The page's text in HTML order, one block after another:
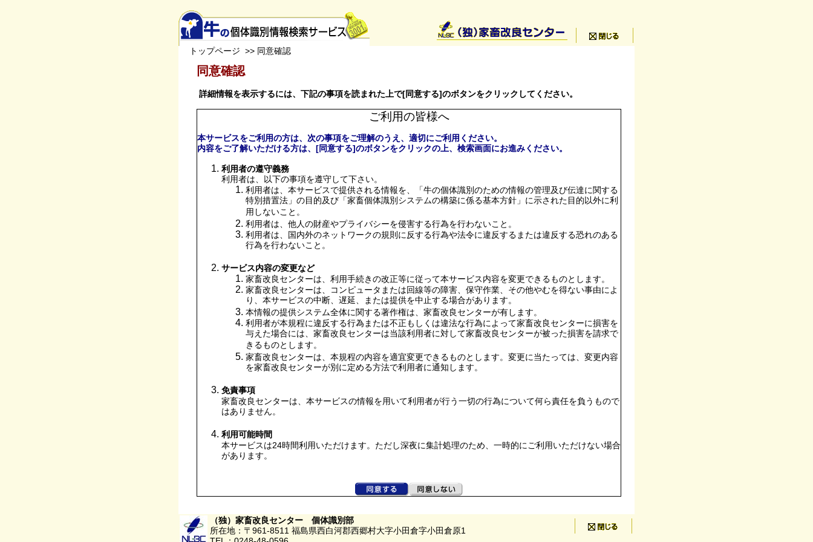
トップページ >> 同意確認
同意確認
詳細情報を表示するには、下記の事項を読まれた上で[同意する]のボタンをクリックしてください。
ご利用の皆様へ
本サービスをご利用の方は、次の事項をご理解のうえ、適切にご利用ください。
内容をご了解いただける方は、[同意する]のボタンをクリックの上、検索画面にお進みください。
利用者の遵守義務
利用者は、以下の事項を遵守して下さい。
利用者は、本サービスで提供される情報を、「牛の個体識別のための情報の管理及び伝達に関する
特別措置法」の目的及び「家畜個体識別システムの構築に係る基本方針」に示された目的以外に利
用しないこと。
利用者は、他人の財産やプライバシーを侵害する行為を行わないこと。
利用者は、国内外のネットワークの規則に反する行為や法令に違反するまたは違反する恐れのある
行為を行わないこと。
サービス内容の変更など
家畜改良センターは、利用手続きの改正等に従って本サービス内容を変更できるものとします。
家畜改良センターは、コンピュータまたは回線等の障害、保守作業、その他やむを得ない事由によ
り、本サービスの中断、遅延、または提供を中止する場合があります。
本情報の提供システム全体に関する著作権は、家畜改良センターが有します。
利用者が本規程に違反する行為または不正もしくは違法な行為によって家畜改良センターに損害を
与えた場合には、家畜改良センターは当該利用者に対して家畜改良センターが被った損害を請求で
きるものとします。
家畜改良センターは、本規程の内容を適宜変更できるものとします。変更に当たっては、変更内容
を家畜改良センターが別に定める方法で利用者に通知します。
免責事項
家畜改良センターは、本サービスの情報を用いて利用者が行う一切の行為について何ら責任を負うもので
はありません。
利用可能時間
本サービスは24時間利用いただけます。ただし深夜に集計処理のため、一時的にご利用いただけない場合
があります。
（独）家畜改良センター 個体識別部
所在地：〒961-8511 福島県西白河郡西郷村大字小田倉字小田倉原1